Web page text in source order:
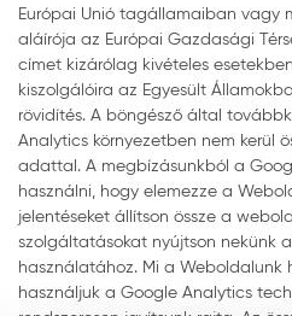
Európai Unió tagállamaiban vagy
aláírója az Európai Gazdasági
címet kizárólag kivételes
kiszolgálóira az Egyesült
rövidítés. A böngésző által
Analytics környezetben nem kerül
adattal. A megbízásunkból a
használni, hogy elemezze a
jelentéseket állítson össze a
szolgáltatásokat nyújtson nekünk
használatához. Mi a Weboldalunk
használjuk a Google Analytics